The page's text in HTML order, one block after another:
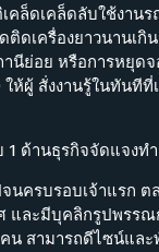
คล็ดเคล็ดลับใช้งาน
ติดเครื่องยาวนานเกิ
านีย่อย หรือการหยุ
ให้ผู้ สั่งงานรู้ในทันที
1 ด้านธุรกิจจัดแจงท
ครบรอบเจ้าแรก ต
และมีบุคลิกรูปพร
น สามารถดีไซน์แล